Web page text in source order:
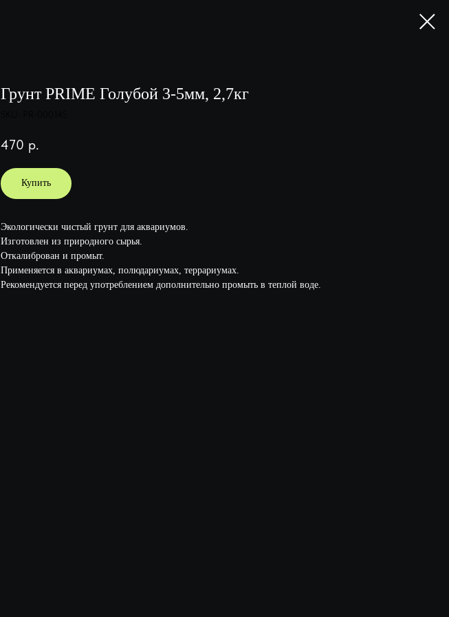
Грунт PRIME Голубой 3-5мм, 2,7кг
470 р.
Купить
Экологически чистый грунт для аквариумов.
Изготовлен из природного сырья.
Откалиброван и промыт.
Применяется в аквариумах, полюдариумах, террариумах.
Рекомендуется перед употреблением дополнительно промыть в теплой воде.